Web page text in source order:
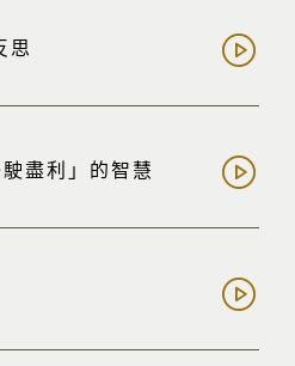
思
盡利」的智慧